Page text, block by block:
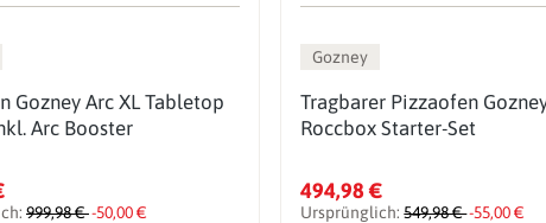
Gozney Arc XL Tabletop
Arc Booster
999,98 €-50,00 €
Gozney
Tragbarer Pizzaofen
Roccbox Starter-Set
494,98 €
Ursprünglich:549,98 €-55,00 €